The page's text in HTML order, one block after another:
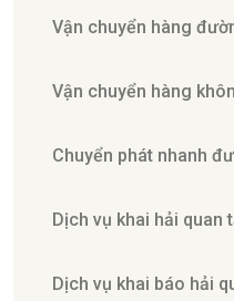
Vận chuyển hàng
Vận chuyển hàng
Chuyển phát nhanh
Dịch vụ khai hải quan
Dịch vụ khai báo hải